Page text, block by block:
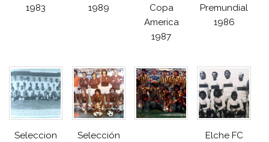
1983
1989
Copa
America
1987
Premundial
1986
Seleccion
Selección
Elche FC